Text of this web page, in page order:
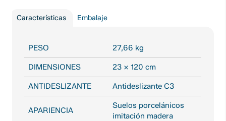
Características Embalaje
PESO 27,66 kg
DIMENSIONES 23 × 120 cm
ANTIDESLIZANTE Antideslizante C3
APARIENCIA
Suelos porcelánicos
imitación madera